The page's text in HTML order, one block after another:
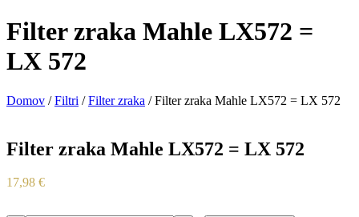
Filter zraka Mahle LX572 =
LX 572
Domov /Filtri /Filter zraka / Filter zraka Mahle LX572 = LX 572
Filter zraka Mahle LX572 = LX 572
17,98 €